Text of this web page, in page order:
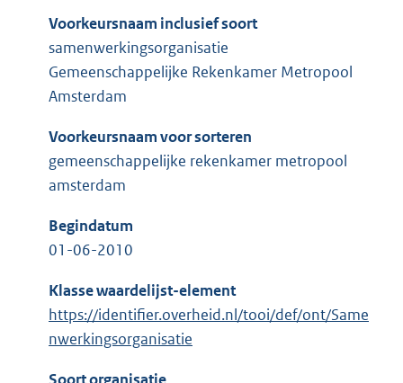
Voorkeursnaam inclusief soort
samenwerkingsorganisatie
Gemeenschappelijke Rekenkamer Metropool
Amsterdam
Voorkeursnaam voor sorteren
gemeenschappelijke rekenkamer metropool
amsterdam
Begindatum
01-06-2010
Klasse waardelijst-element
https://identifier.overheid.nl/tooi/def/ont/Same
nwerkingsorganisatie